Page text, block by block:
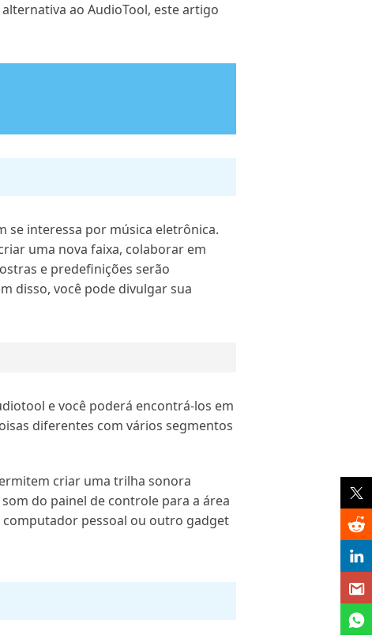
ao AudioTool, este artigo
se interessa por música eletrônica.
uma nova faixa, colaborar em
e predefinições serão
disso, você pode divulgar sua
e você poderá encontrá-los em
diferentes com vários segmentos
criar uma trilha sonora
do painel de controle para a área
pessoal ou outro gadget